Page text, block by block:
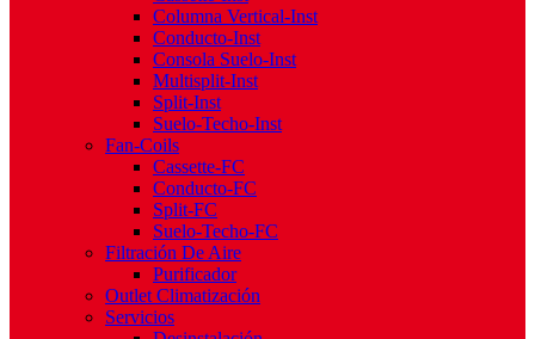
Columna Vertical-Inst
Conducto-Inst
Consola Suelo-Inst
Multisplit-Inst
Split-Inst
Suelo-Techo-Inst
Fan-Coils
Cassette-FC
Conducto-FC
Split-FC
Suelo-Techo-FC
Filtración De Aire
Purificador
Outlet Climatización
Servicios